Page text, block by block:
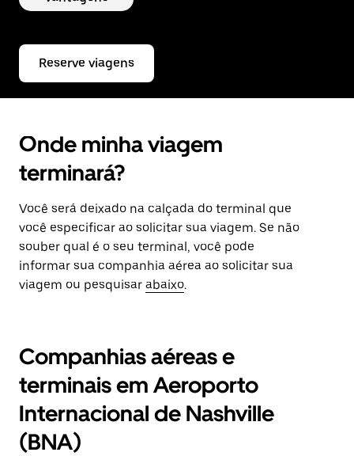
Reserve viagens
Onde minha viagem
terminará?
Você será deixado na calçada do terminal que
você especificar ao solicitar sua viagem. Se não
souber qual é o seu terminal, você pode
informar sua companhia aérea ao solicitar sua
viagem ou pesquisar abaixo.
Companhias aéreas e
terminais em Aeroporto
Internacional de Nashville
(BNA)